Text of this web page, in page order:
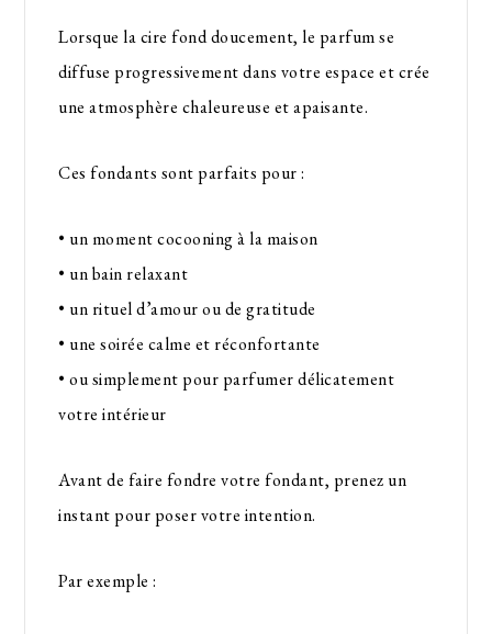
Lorsque la cire fond doucement, le parfum se
diffuse progressivement dans votre espace et crée
une atmosphère chaleureuse et apaisante.
Ces fondants sont parfaits pour :
• un moment cocooning à la maison
• un bain relaxant
• un rituel d’amour ou de gratitude
• une soirée calme et réconfortante
• ou simplement pour parfumer délicatement
votre intérieur
Avant de faire fondre votre fondant, prenez un
instant pour poser votre intention.
Par exemple :